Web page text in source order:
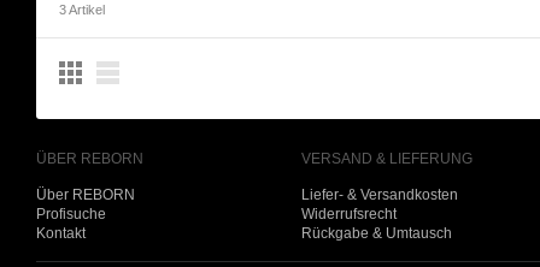
3 Artikel
ÜBER REBORN VERSAND & LIEFERUNG
Über REBORN
Profisuche
Kontakt
Liefer- & Versandkosten
Widerrufsrecht
Rückgabe & Umtausch